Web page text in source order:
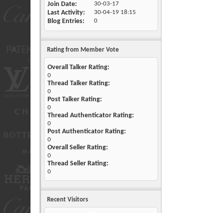
Join Date 30-03-17
Last Activity 30-04-19 18:15
Blog Entries 0
Rating from Member Vote
Overall Talker Rating:
0
Thread Talker Rating:
0
Post Talker Rating:
0
Thread Authenticator Rating:
0
Post Authenticator Rating:
0
Overall Seller Rating:
0
Thread Seller Rating:
0
Recent Visitors